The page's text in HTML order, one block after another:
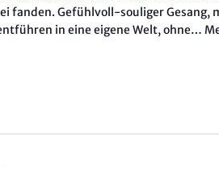
fanden. Gefühlvoll-souliger Gesang,
in eine eigene Welt, ohne…